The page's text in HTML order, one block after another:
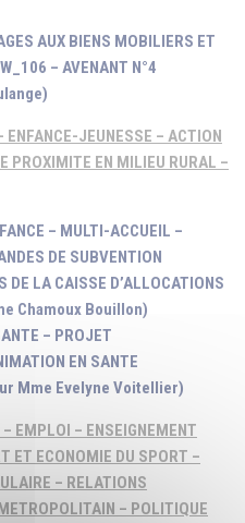
AUX BIENS MOBILIERS ET
– AVENANT N°4
ENFANCE-JEUNESSE – ACTION
PROXIMITE EN MILIEU RURAL –
– MULTI-ACCUEIL –
DE SUBVENTION
DE LA CAISSE D’ALLOCATIONS
Chamoux Bouillon)
– PROJET
EN SANTE
Mme Evelyne Voitellier)
EMPLOI – ENSEIGNEMENT
ET ECONOMIE DU SPORT –
– RELATIONS
– POLITIQUE